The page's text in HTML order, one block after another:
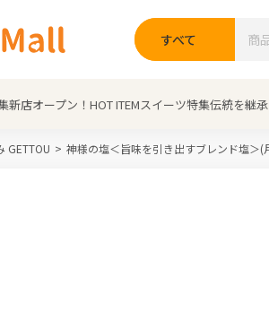
すべて
新店オープン！ HOT ITEMスイーツ特集伝統を継承
GETTOU 神様の塩＜旨味を引き出すブレンド塩＞(